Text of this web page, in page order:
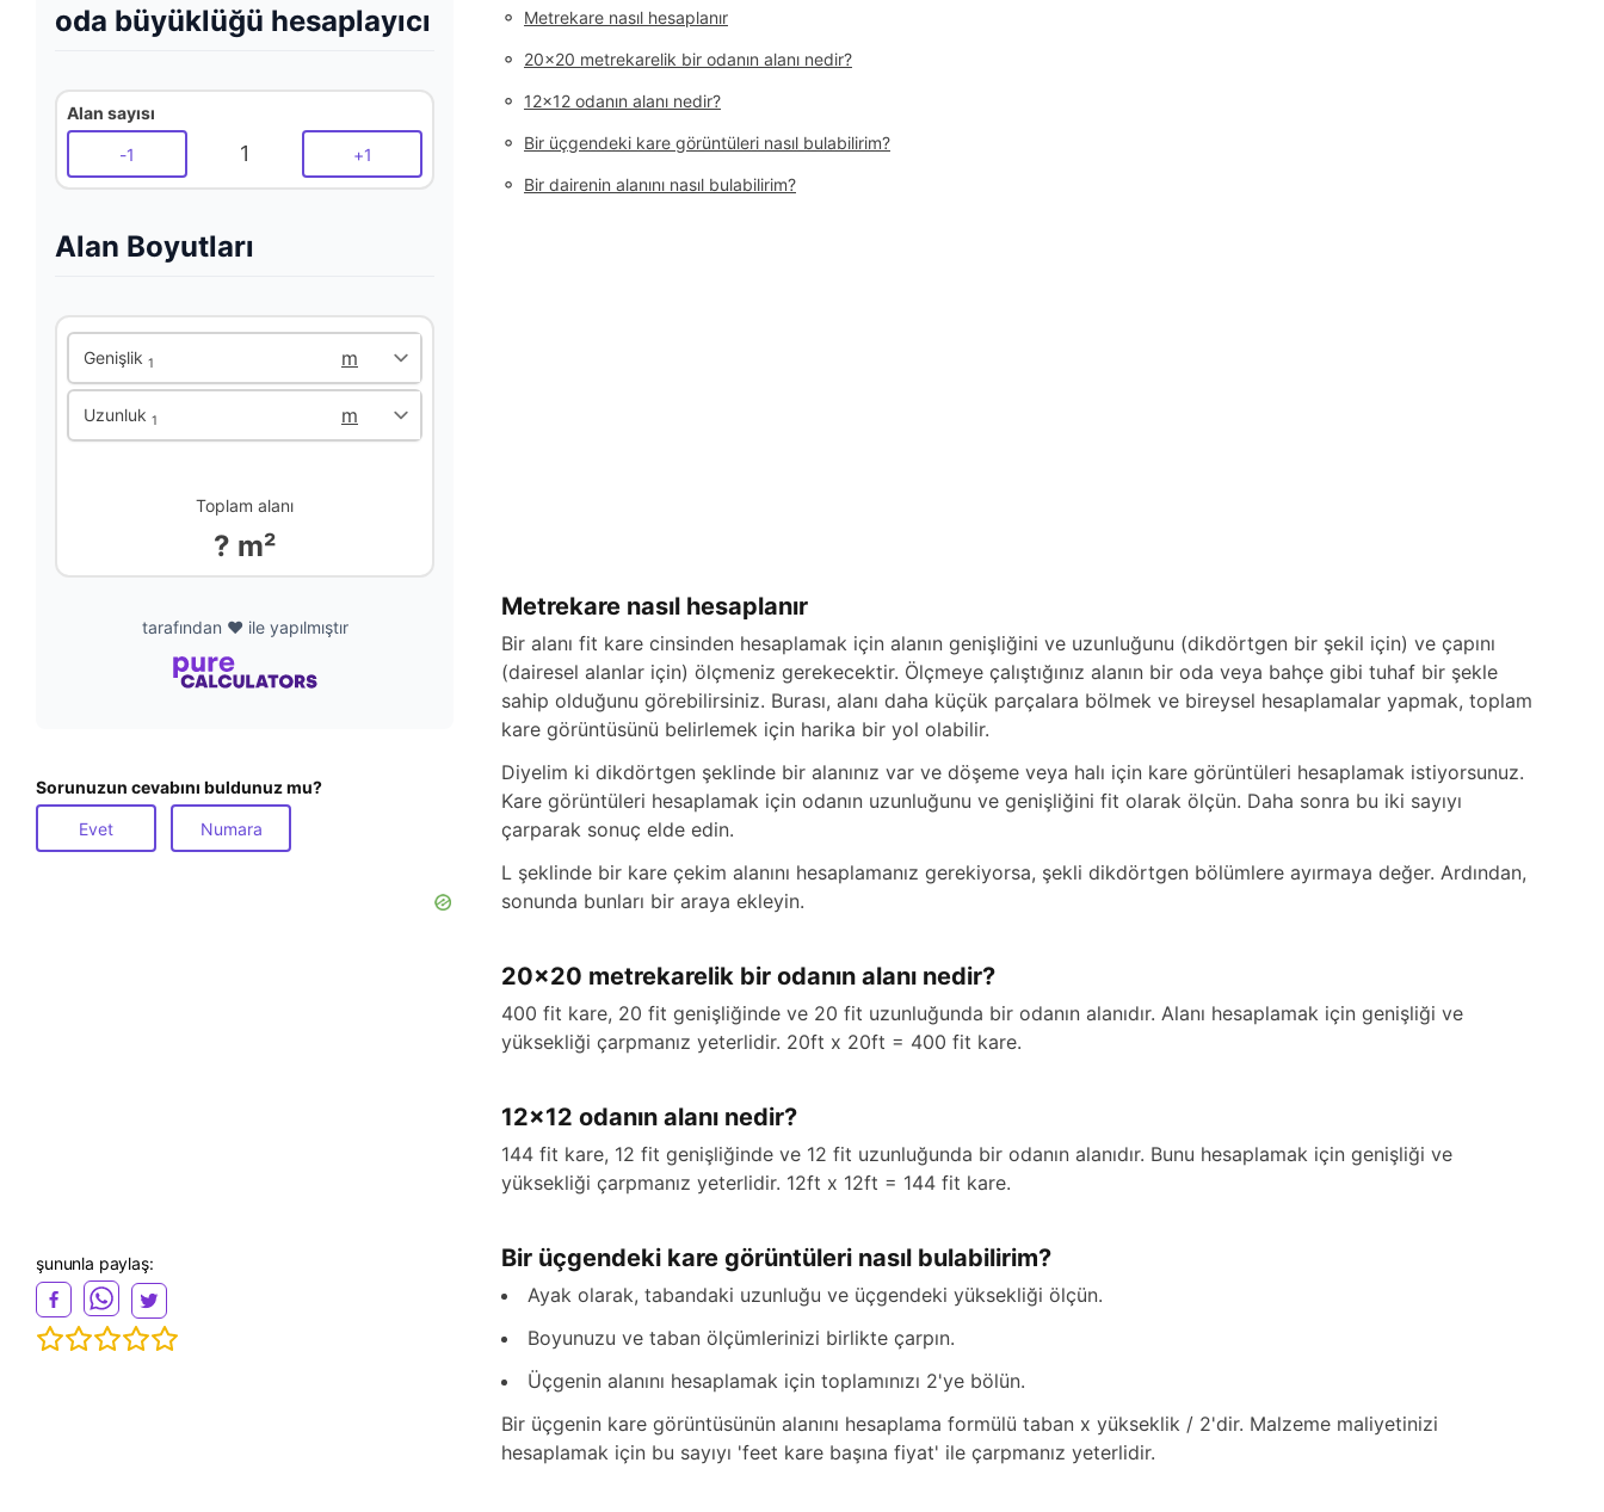
oda büyüklüğü hesaplayıcı
Alan sayısı
-1 1 +1
Alan Boyutları
Genişlik 1
Uzunluk 1
Toplam alanı
? m²
tarafından ❤️ ile yapılmıştır
Sorunuzun cevabını buldunuz mu?
Evet Numara
şununla paylaş:
◦ Metrekare nasıl hesaplanır
◦ 20x20 metrekarelik bir odanın alanı nedir?
◦ 12x12 odanın alanı nedir?
◦ Bir üçgendeki kare görüntüleri nasıl bulabilirim?
◦ Bir dairenin alanını nasıl bulabilirim?
Metrekare nasıl hesaplanır
Bir alanı fit kare cinsinden hesaplamak için alanın genişliğini ve uzunluğunu (dikdörtgen bir şekil için) ve çapını
(dairesel alanlar için) ölçmeniz gerekecektir. Ölçmeye çalıştığınız alanın bir oda veya bahçe gibi tuhaf bir şekle
sahip olduğunu görebilirsiniz. Burası, alanı daha küçük parçalara bölmek ve bireysel hesaplamalar yapmak, toplam
kare görüntüsünü belirlemek için harika bir yol olabilir.
Diyelim ki dikdörtgen şeklinde bir alanınız var ve döşeme veya halı için kare görüntüleri hesaplamak istiyorsunuz.
Kare görüntüleri hesaplamak için odanın uzunluğunu ve genişliğini fit olarak ölçün. Daha sonra bu iki sayıyı
çarparak sonuç elde edin.
L şeklinde bir kare çekim alanını hesaplamanız gerekiyorsa, şekli dikdörtgen bölümlere ayırmaya değer. Ardından,
sonunda bunları bir araya ekleyin.
20x20 metrekarelik bir odanın alanı nedir?
400 fit kare, 20 fit genişliğinde ve 20 fit uzunluğunda bir odanın alanıdır. Alanı hesaplamak için genişliği ve
yüksekliği çarpmanız yeterlidir. 20ft x 20ft = 400 fit kare.
12x12 odanın alanı nedir?
144 fit kare, 12 fit genişliğinde ve 12 fit uzunluğunda bir odanın alanıdır. Bunu hesaplamak için genişliği ve
yüksekliği çarpmanız yeterlidir. 12ft x 12ft = 144 fit kare.
Bir üçgendeki kare görüntüleri nasıl bulabilirim?
Ayak olarak, tabandaki uzunluğu ve üçgendeki yüksekliği ölçün.
Boyunuzu ve taban ölçümlerinizi birlikte çarpın.
Üçgenin alanını hesaplamak için toplamınızı 2'ye bölün.
Bir üçgenin kare görüntüsünün alanını hesaplama formülü taban x yükseklik / 2'dir. Malzeme maliyetinizi
hesaplamak için bu sayıyı 'feet kare başına fiyat' ile çarpmanız yeterlidir.